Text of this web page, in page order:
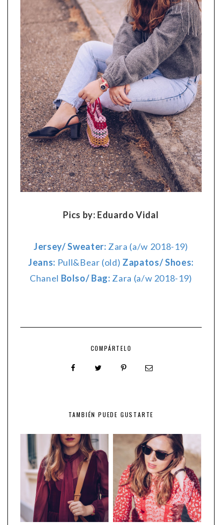
Pics by: Eduardo Vidal
Jersey/ Sweater: Zara (a/w 2018-19)
Jeans: Pull&Bear (old) Zapatos/ Shoes:
Chanel Bolso/ Bag: Zara (a/w 2018-19)
COMPÁRTELO
TAMBIÉN PUEDE GUSTARTE